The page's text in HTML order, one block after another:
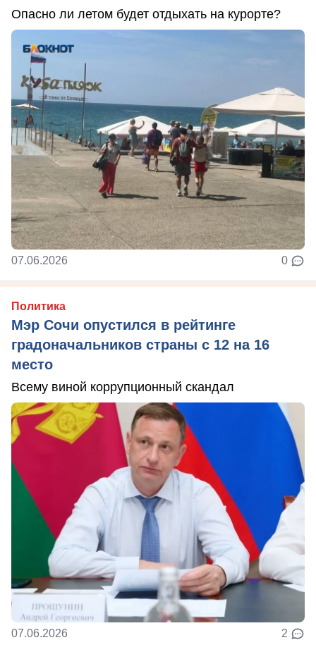
Опасно ли летом будет отдыхать на курорте?
07.06.2026 0
Политика
Мэр Сочи опустился в рейтинге
градоначальников страны с 12 на 16
место
Всему виной коррупционный скандал
07.06.2026 2